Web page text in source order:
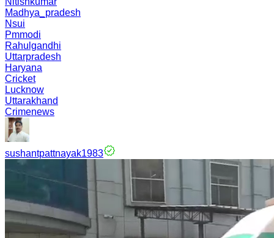
Madhya_pradesh
Nsui
Pmmodi
Rahulgandhi
Uttarpradesh
Haryana
Cricket
Lucknow
Uttarakhand
Crimenews
sushantpattnayak1983